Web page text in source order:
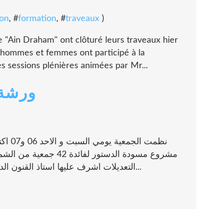
, #formation, #traveaux )
"Ain Draham" ont clôturé leurs traveaux hier
et femmes ont participé à la
plénières animées par Mr...
مشروع مسودة
التعديلات اشرف عليها استاذ القنون الدستوري منير السنوسي و ابلغت هذه التوصيات الى...